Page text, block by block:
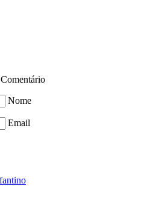
Comentário
Nome
Email